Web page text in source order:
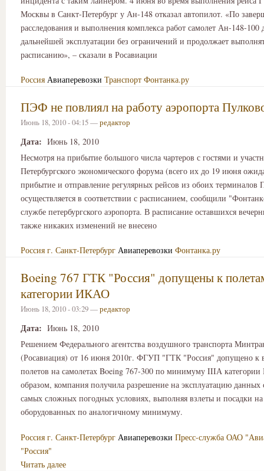
Москвы в Санкт-Петербург у Ан-148 отказал автопилот. «По
расследования и выполнения комплекса работ самолет Ан-148-
дальнейшей эксплуатации без ограничений и продолжает
расписанию», – сказали в Росавиации
Россия Авиаперевозки Транспорт Фонтанка.ру
ПЭФ не повлиял на работу аэропорта
Июнь 18, 2010 - 04:15 —редактор
Дата: Июнь 18, 2010
Несмотря на прибытие большого числа чартеров с гостями и
Петербургского экономического форума (всего их до 19 июня
прибытие и отправление регулярных рейсов из обоих терминалов
осуществляется в соответствии с расписанием, сообщили
службе петербургского аэропорта. В расписание оставшихся
также никаких изменений не внесено
Россия г. Санкт-Петербург Авиаперевозки Фонтанка.ру
Boeing 767 ГТК "Россия" допущены к
категории ИКАО
Июнь 18, 2010 - 03:29 —редактор
Дата: Июнь 18, 2010
Решением Федерального агентства воздушного транспорта
(Росавиация) от 16 июня 2010г. ФГУП "ГТК "Россия" допущено к
полетов на самолетах Boeing 767-300 по минимуму IIIА
образом, компания получила разрешение на эксплуатацию данных
самых сложных погодных условиях, выполняя взлеты и посадки
оборудованных по аналогичному минимуму.
Россия г. Санкт-Петербург Авиаперевозки Пресс-служба ОАО
"Россия"
Читать далее